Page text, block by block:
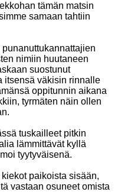
tämän matsin
samaan tahtiin
nimiin huutaneen
suostunut
itsensä väkisin rinnalle
oppitunnin aikana
tyrmäten näin ollen
tuskailleet pitkin
lämmittävät kyllä
tyytyväisenä.
paikoista sisään,
vastaan osuneet omista